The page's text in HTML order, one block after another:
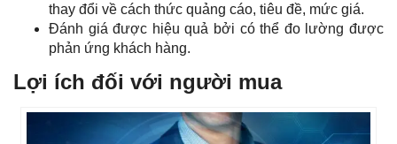
thay đổi về cách thức quảng cáo, tiêu đề, mức giá.
Đánh giá được hiệu quả bởi có thể đo lường được
phản ứng khách hàng.
Lợi ích đối với người mua